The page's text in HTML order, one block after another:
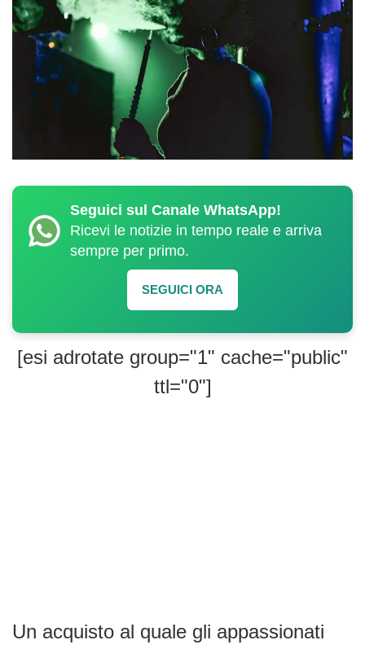
Seguici sul Canale WhatsApp!
Ricevi le notizie in tempo reale e arriva
sempre per primo.
SEGUICI ORA
[esi adrotate group="1" cache="public"
ttl="0"]
Un acquisto al quale gli appassionati